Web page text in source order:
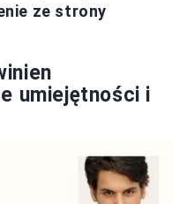
ze strony
umiejętności i